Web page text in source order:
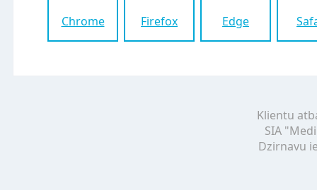
Chrome Firefox Edge
Klientu
SIA
Dzirnavu